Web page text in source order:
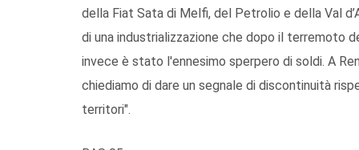
della Fiat Sata di Melfi, del Petrolio e della Val
di una industrializzazione che dopo il terremoto
invece è stato l'ennesimo sperpero di soldi. A
chiediamo di dare un segnale di discontinuità
territori".